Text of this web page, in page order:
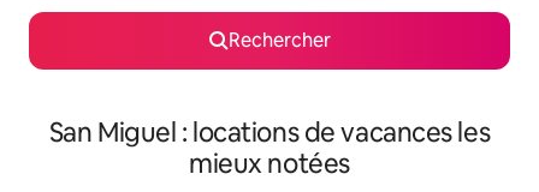
Rechercher
San Miguel : locations de vacances les
mieux notées